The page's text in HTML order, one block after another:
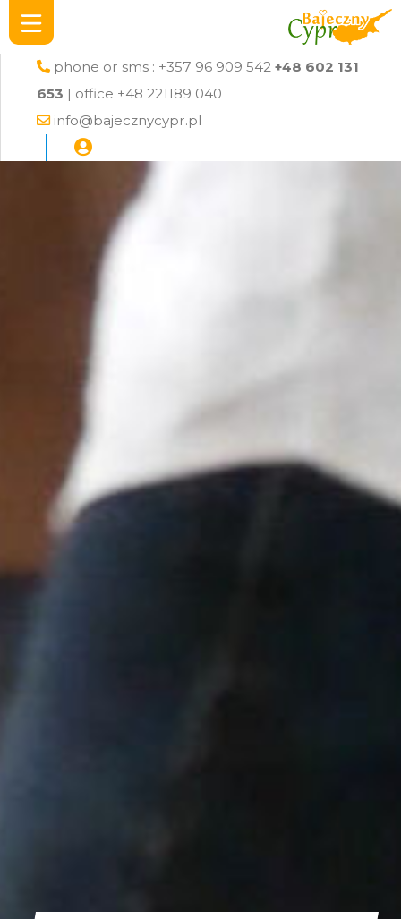
phone or sms : +357 96 909 542 +48 602 131
653 | office +48 221189 040
info@bajecznycypr.pl